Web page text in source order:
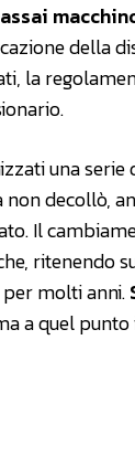
della
la
una
decollò,
Il
ritenendo
molti anni.
a quel